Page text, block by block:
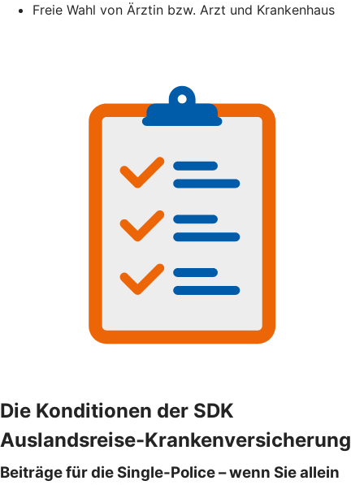
Freie Wahl von Ärztin bzw. Arzt und Krankenhaus
Die Konditionen der SDK
Auslandsreise-Krankenversicherung
Beiträge für die Single-Police – wenn Sie allein